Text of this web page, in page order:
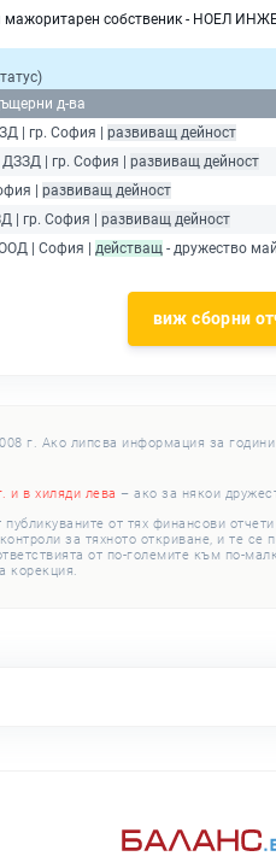
мажоритарен собственик - НОЕЛ
д-ва
| гр. София | развиващ дейност
| ДЗЗД | гр. София | развиващ дейност
| развиващ дейност
| гр. София | развиващ дейност
| София | действащ - дружество
виж сборни
г. Ако липсва информация за
и в хиляди лева – ако за някои
от тях финансови
за тяхното откриване, и те
от по-големите към по-
корекция.